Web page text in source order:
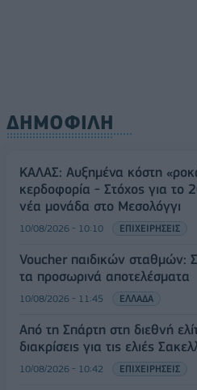
ΔΗΜΟΦΙΛΗ
ΚΑΛΑΣ: Αυξημένα κόστη
κερδοφορία - Στόχος για το
νέα μονάδα στο Μεσολόγγι
10/08/2026 - 10:10 ΕΠΙΧΕΙΡΗΣΕΙΣ
Voucher παιδικών σταθμών:
τα προσωρινά αποτελέσματα
10/08/2026 - 11:45 ΕΛΛΑΔΑ
Από τη Σπάρτη στη διεθνή
διακρίσεις για τις ελιές
10/08/2026 - 10:42 ΕΠΙΧΕΙΡΗΣΕΙΣ